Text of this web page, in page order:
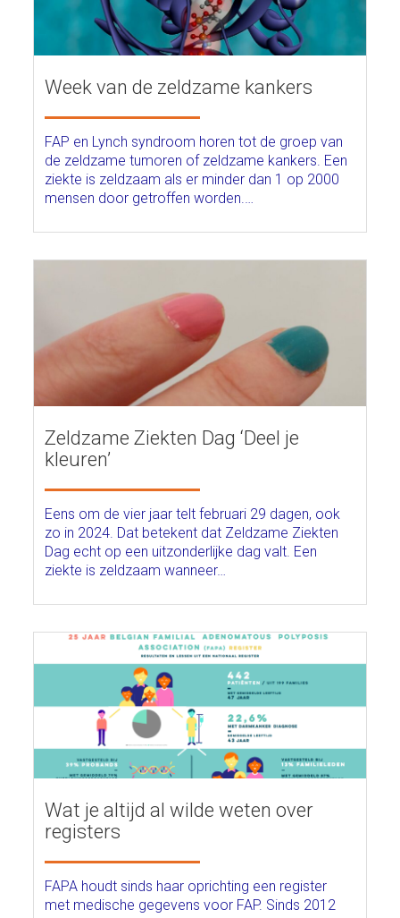
Week van de zeldzame kankers
FAP en Lynch syndroom horen tot de groep van
de zeldzame tumoren of zeldzame kankers. Een
ziekte is zeldzaam als er minder dan 1 op 2000
mensen door getroffen worden.…
Zeldzame Ziekten Dag ‘Deel je
kleuren’
Eens om de vier jaar telt februari 29 dagen, ook
zo in 2024. Dat betekent dat Zeldzame Ziekten
Dag echt op een uitzonderlijke dag valt. Een
ziekte is zeldzaam wanneer…
Wat je altijd al wilde weten over
registers
FAPA houdt sinds haar oprichting een register
met medische gegevens voor FAP. Sinds 2012